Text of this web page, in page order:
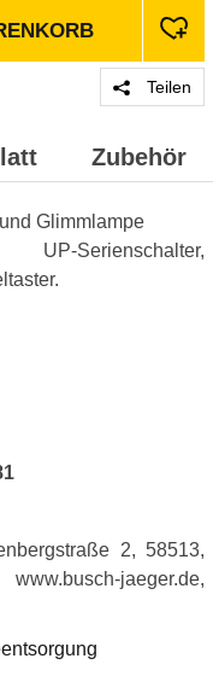
Teilen
Zubehör
Glimmlampe
2, 58513,
jaeger.de,